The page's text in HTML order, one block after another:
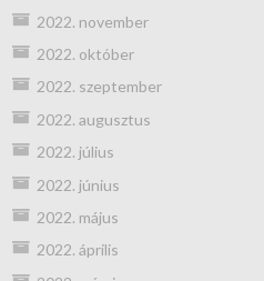
2022. november
2022. október
2022. szeptember
2022. augusztus
2022. július
2022. június
2022. május
2022. április